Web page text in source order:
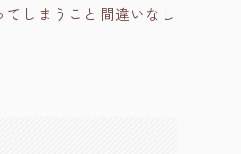
しまうこと間違いなし